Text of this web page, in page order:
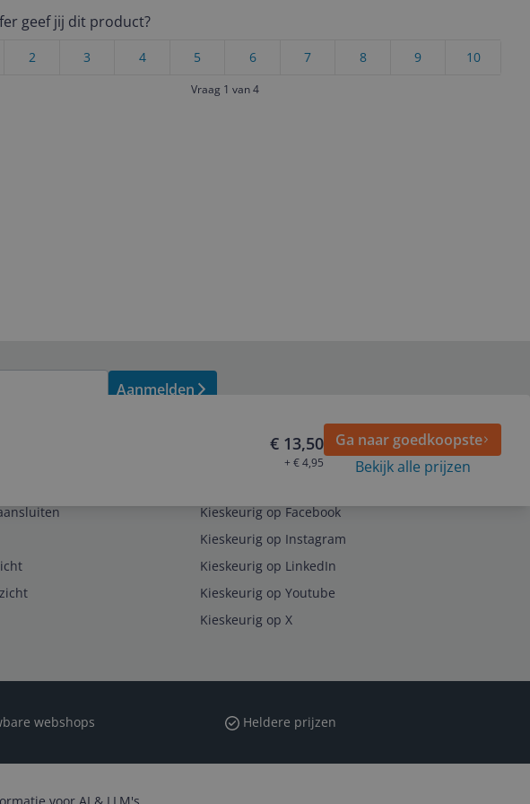
geef jij dit product?
10
9
8
7
6
5
4
3
2
Vraag 1 van 4
€ 13,50
+ € 4,95
Ga naar goedkoopste
Bekijk alle prijzen
Aanmelden
Kieskeurig op Facebook
Kieskeurig op Instagram
Kieskeurig op LinkedIn
Kieskeurig op Youtube
Kieskeurig op X
webshops Heldere prijzen